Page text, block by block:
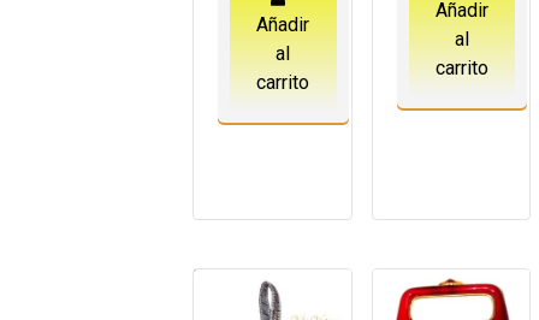
Añadir
al
carrito
Añadir
al
carrito